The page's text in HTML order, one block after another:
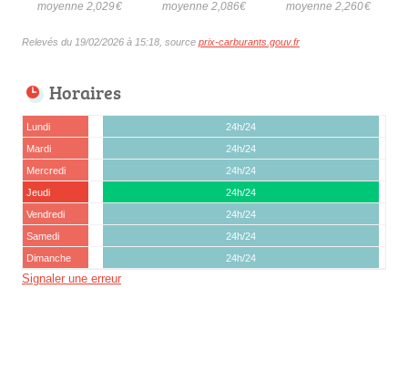
moyenne 2,029€ moyenne 2,086€ moyenne 2,260€
Relevés du 19/02/2026 à 15:18, source prix-carburants.gouv.fr
Horaires
Lundi
24h/24
Mardi
24h/24
Mercredi
24h/24
Jeudi
24h/24
Vendredi
24h/24
Samedi
24h/24
Dimanche
24h/24
Signaler une erreur